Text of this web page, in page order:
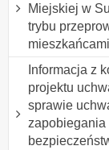
Miejskiej w
trybu
Informacja z
projektu
sprawie
zapobiegania